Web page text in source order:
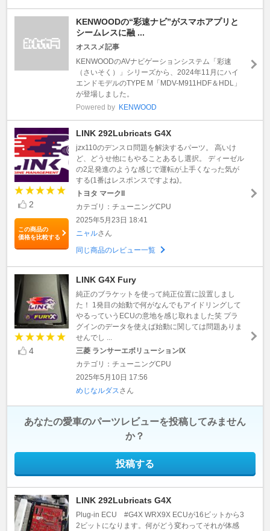
KENWOODの“彩速ナビ”がスマホアプリと
シームレスに融 ...
オススメ記事
KENWOODのAVナビゲーションシステム「彩速
（さいそく）」シリーズから、2024年11月にハイ
エンドモデルのTYPE M「MDV-M911HDF＆HDL」
が登場しました。
Powered by KENWOOD
2
この商品の
価格を比較する
LINK 292Lubricats G4X
jzx110のデンスロ問題を解決するパーツ。 高いけ
ど、どうせ他にもやることあるし選択。 ディーゼル
の2足発進のような感じで運転が上手くなった気が
する(1番はレスポンスですよね)。
トヨタ マークII
カテゴリ：チューニングCPU
2025年5月23日 18:41
ニャルさん
同じ商品のレビュー一覧
4
LINK G4X Fury
純正のブラケットを使って純正位置に設置しまし
た！ 1発目の始動で何がなんでもアイドリングして
やるっていうECUの意地を感じ取れました笑 プラ
グインのデータを使えば始動に関しては問題ありま
せんでし ...
三菱 ランサーエボリューションIX
カテゴリ：チューニングCPU
2025年5月10日 17:56
めじなルダス さん
あなたの愛車のパーツレビューを投稿してみません
か？
投稿する
LINK 292Lubricats G4X
Plug-in ECU #G4X WRX9X ECUが16ビットから3
2ビットになります。何がどう変わってそれが体感